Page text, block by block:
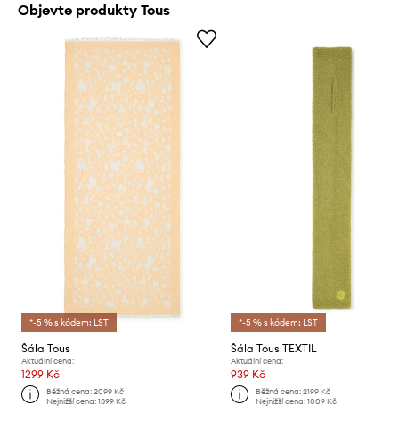
Objevte produkty Tous
*-5 % s kódem: LST
Šála Tous
Aktuální cena:
1299 Kč
Běžná cena:2099 Kč
Nejnižší cena:1399 Kč
*-5 % s kódem: LST
Šála Tous TEXTIL
Aktuální cena:
939 Kč
Běžná cena: 2199 Kč
Nejnižší cena: 1009 Kč